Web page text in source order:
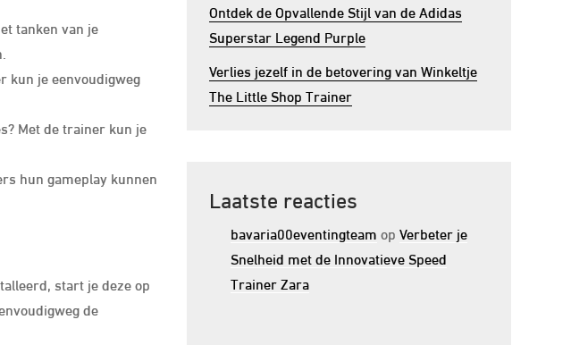
tanken van je
kun je eenvoudigweg
Met de trainer kun je
hun gameplay kunnen
start je deze op
de
Ontdek de Opvallende Stijl van de Adidas
Superstar Legend Purple
Verlies jezelf in de betovering van Winkeltje
The Little Shop Trainer
Laatste reacties
bavaria00eventingteam op Verbeter je
Snelheid met de Innovatieve Speed
Trainer Zara